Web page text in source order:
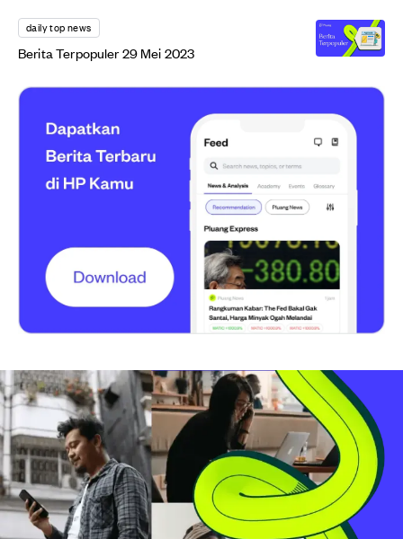
daily top news
Berita Terpopuler 29 Mei 2023